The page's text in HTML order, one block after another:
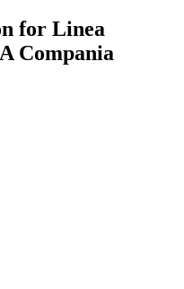
for Linea
Compania